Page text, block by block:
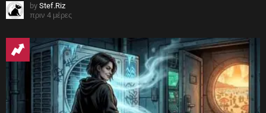
by Stef.Riz
πριν 4 μέρες